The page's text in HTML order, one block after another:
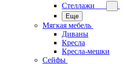
Стеллажи
Еще
Мягкая мебель
Диваны
Кресла
Кресла-мешки
Сейфы